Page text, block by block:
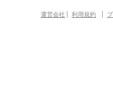
運営会社 利用規約